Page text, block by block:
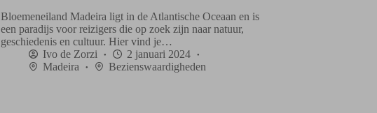
Bloemeneiland Madeira ligt in de Atlantische Oceaan en is
een paradijs voor reizigers die op zoek zijn naar natuur,
geschiedenis en cultuur. Hier vind je…
Ivo de Zorzi
2 januari 2024
Madeira
Bezienswaardigheden